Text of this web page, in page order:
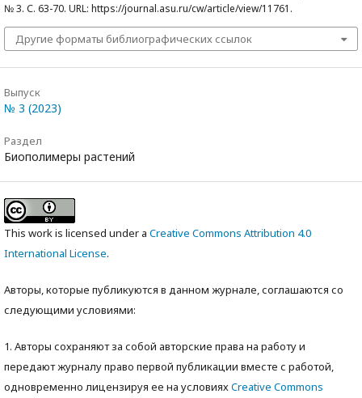
№ 3. С. 63-70. URL: https://journal.asu.ru/cw/article/view/11761.
Другие форматы библиографических ссылок
Выпуск
№ 3 (2023)
Раздел
Биополимеры растений
This work is licensed under a Creative Commons Attribution 4.0
International License.
Авторы, которые публикуются в данном журнале, соглашаются со
следующими условиями:
1. Авторы сохраняют за собой авторские права на работу и
передают журналу право первой публикации вместе с работой,
одновременно лицензируя ее на условияхCreative Commons